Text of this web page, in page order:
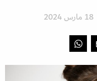
18 مارس 2024